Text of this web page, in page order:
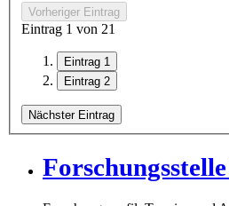
Vorheriger Eintrag
Eintrag 1 von 21
Eintrag 1
Eintrag 2
Nächster Eintrag